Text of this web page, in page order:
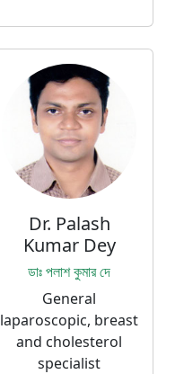
Dr. Palash
Kumar Dey
ডাঃ পলাশ কুমার দে
General
laparoscopic, breast
and cholesterol
specialist